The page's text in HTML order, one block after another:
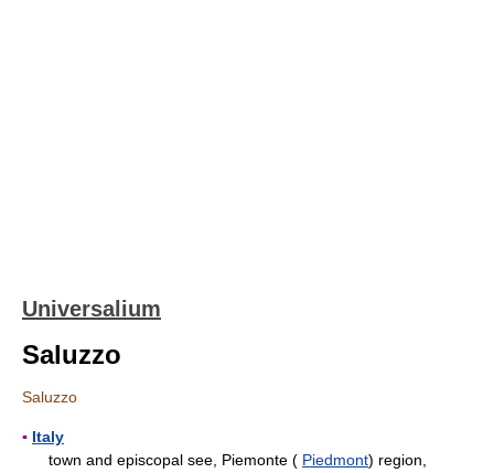
Universalium
Saluzzo
Saluzzo
▪ Italy
town and episcopal see, Piemonte ( Piedmont) region,